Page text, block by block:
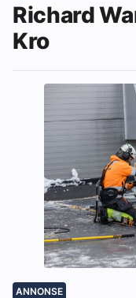
Richard
Kro
ANNONSE